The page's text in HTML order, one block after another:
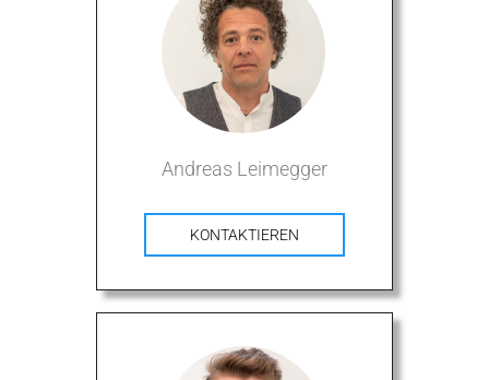
Andreas Leimegger
KONTAKTIEREN